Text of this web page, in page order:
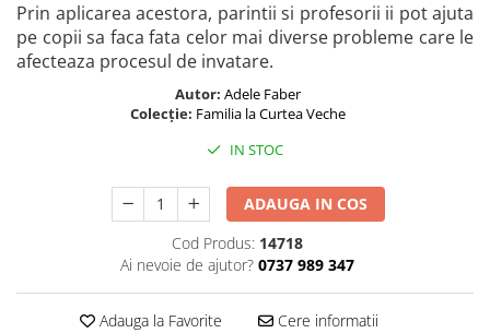
Prin aplicarea acestora, parintii si profesorii ii pot ajuta
pe copii sa faca fata celor mai diverse probleme care le
afecteaza procesul de invatare.
Autor: Adele Faber
Colecție: Familia la Curtea Veche
IN STOC
ADAUGA IN COS
Cod Produs: 14718
Ai nevoie de ajutor? 0737 989 347
Adauga la Favorite Cere informatii